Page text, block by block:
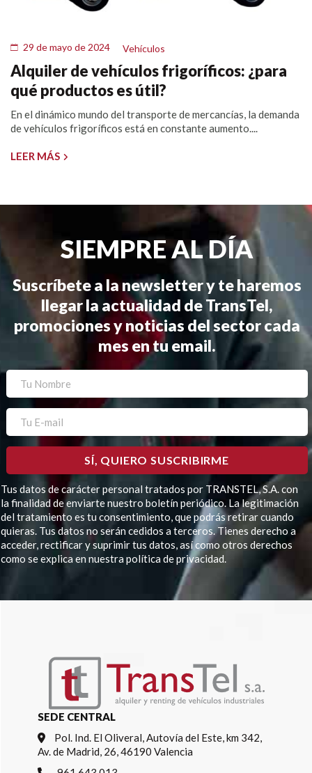
29 de mayo de 2024 Vehículos
Alquiler de vehículos frigoríficos: ¿para
qué productos es útil?
En el dinámico mundo del transporte de mercancías, la demanda
de vehículos frigoríficos está en constante aumento....
LEER MÁS
SIEMPRE AL DÍA
Suscríbete a la newsletter y te haremos
llegar la actualidad de TransTel,
promociones y noticias del sector cada
mes en tu email.
Tus datos de carácter personal tratados por TRANSTEL, S.A. con
la finalidad de enviarte nuestro boletín periódico. La legitimación
del tratamiento es tu consentimiento, que podrás retirar cuando
quieras. Tus datos no serán cedidos a terceros. Tienes derecho a
acceder, rectificar y suprimir tus datos, así como otros derechos
como se explica en nuestra política de privacidad.
SEDE CENTRAL
Pol. Ind. El Oliveral, Autovía del Este, km 342,
Av. de Madrid, 26, 46190 Valencia